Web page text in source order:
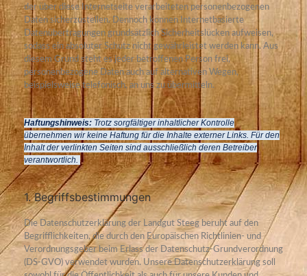
der über diese Internetseite verarbeiteten personenbezogenen
Daten sicherzustellen. Dennoch können Internetbasierte
Datenübertragungen grundsätzlich Sicherheitslücken aufweisen,
sodass ein absoluter Schutz nicht gewährleistet werden kann. Aus
diesem Grund steht es jeder betroffenen Person frei,
personenbezogene Daten auch auf alternativen Wegen,
beispielsweise telefonisch, an uns zu übermitteln.
Haftungshinweis: Trotz sorgfältiger inhaltlicher Kontrolle
übernehmen wir keine Haftung für die Inhalte externer Links. Für den
Inhalt der verlinkten Seiten sind ausschließlich deren Betreiber
verantwortlich.
1. Begriffsbestimmungen
Die Datenschutzerklärung der Landgut Steeg beruht auf den
Begrifflichkeiten, die durch den Europäischen Richtlinien- und
Verordnungsgeber beim Erlass der Datenschutz-Grundverordnung
(DS-GVO) verwendet wurden. Unsere Datenschutzerklärung soll